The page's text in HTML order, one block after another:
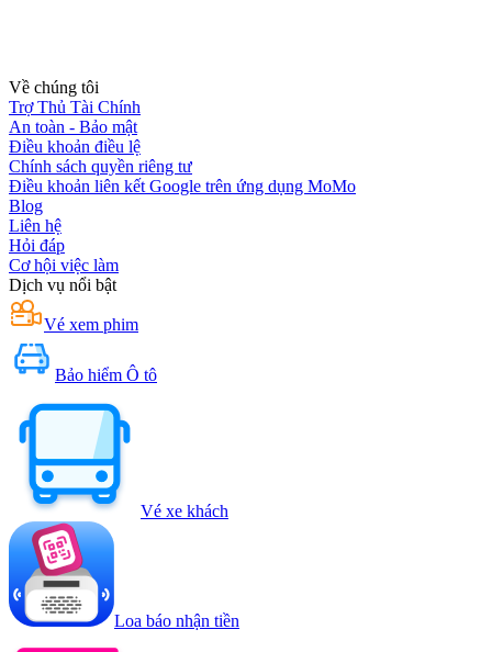
Về chúng tôi
Trợ Thủ Tài Chính
An toàn - Bảo mật
Điều khoản điều lệ
Chính sách quyền riêng tư
Điều khoản liên kết Google trên ứng dụng MoMo
Blog
Liên hệ
Hỏi đáp
Cơ hội việc làm
Dịch vụ nổi bật
Vé xem phim
Bảo hiểm Ô tô
Vé xe khách
Loa báo nhận tiền